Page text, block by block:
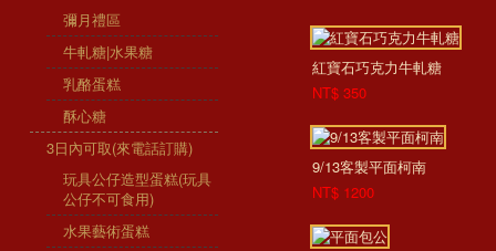
彌月禮區
牛軋糖|水果糖
乳酪蛋糕
酥心糖
3日內可取(來電話訂購)
玩具公仔造型蛋糕(玩具
公仔不可食用)
水果藝術蛋糕
紅寶石巧克力牛軋糖
NT$ 350
9/13客製平面柯南
NT$ 1200